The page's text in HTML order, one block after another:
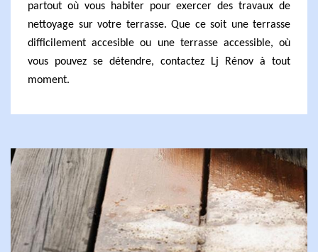
partout où vous habiter pour exercer des travaux de
nettoyage sur votre terrasse. Que ce soit une terrasse
difficilement accesible ou une terrasse accessible, où
vous pouvez se détendre, contactez Lj Rénov à tout
moment.